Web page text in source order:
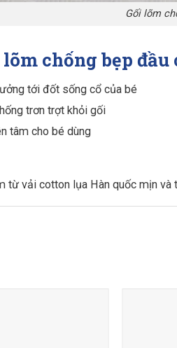
Gối lõm
chống bẹp đầu
tới đốt sống cổ của bé
trơn trợt khỏi gối
tâm cho bé dùng
vải cotton lụa Hàn quốc mịn